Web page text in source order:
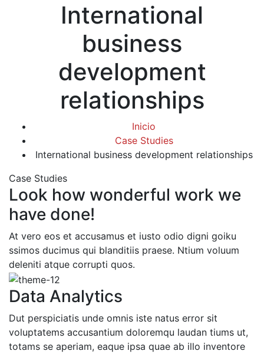
International
business
development
relationships
Inicio
Case Studies
International business development relationships
Case Studies
Look how wonderful work we
have done!
At vero eos et accusamus et iusto odio digni goiku
ssimos ducimus qui blanditiis praese. Ntium voluum
deleniti atque corrupti quos.
Data Analytics
Dut perspiciatis unde omnis iste natus error sit
voluptatems accusantium doloremqu laudan tiums ut,
totams se aperiam, eaque ipsa quae ab illo inventore